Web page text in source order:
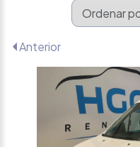
Anterior